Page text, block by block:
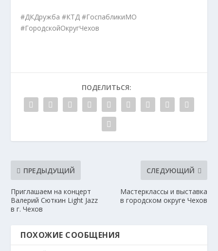
#ДКДружба #КТД #ГоспабликиМО
#ГородскойОкругЧехов
ПОДЕЛИТЬСЯ:
ПРЕДЫДУЩИЙ
Приглашаем на концерт
Валерий Сюткин Light Jazz
в г. Чехов
СЛЕДУЮЩИЙ
Мастерклассы и выставка
в городском округе Чехов
ПОХОЖИЕ СООБЩЕНИЯ